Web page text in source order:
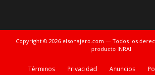
Copyright © 2026 elsonajero.com — Todos los
producto INRAI
Términos Privacidad Anuncios